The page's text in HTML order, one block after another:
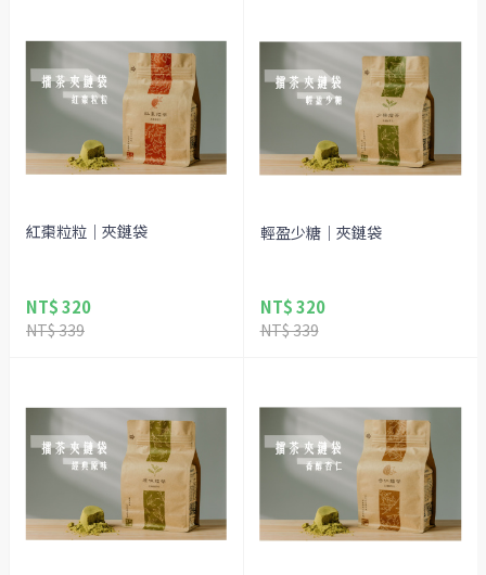
紅棗粒粒｜夾鏈袋
NT$ 320
NT$ 339
輕盈少糖｜夾鏈袋
NT$ 320
NT$ 339